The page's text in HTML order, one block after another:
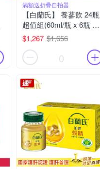
滿額送折疊自拍器
【白蘭氏】 養蔘飲 24瓶
超值組(60ml/瓶 x 6瓶 x 4
盒)
$1,267 $1,656
0